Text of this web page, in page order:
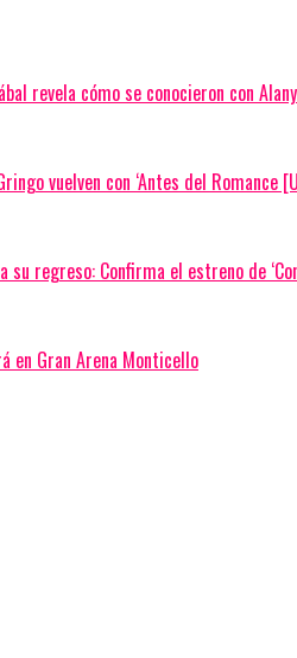
revela cómo se conocieron con
vuelven con ‘Antes del Romance
su regreso: Confirma el estreno de
en Gran Arena Monticello